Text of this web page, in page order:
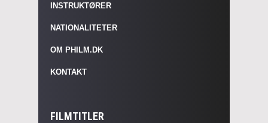
INSTRUKTØRER
NATIONALITETER
OM PHILM.DK
KONTAKT
FILMTITLER